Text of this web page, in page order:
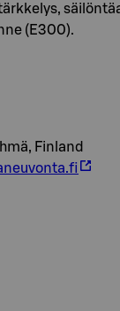
(E300).
Finland